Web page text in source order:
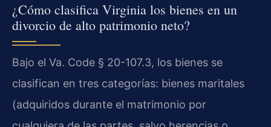
¿Cómo clasifica Virginia los bienes en un
divorcio de alto patrimonio neto?
Bajo el Va. Code § 20-107.3, los bienes se
clasifican en tres categorías: bienes maritales
(adquiridos durante el matrimonio por